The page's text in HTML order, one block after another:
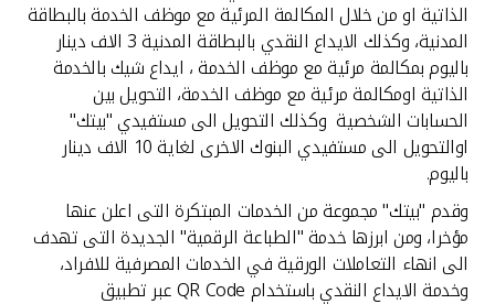
الذاتية او من خلال المكالمة المرئية مع موظف الخدمة بالبطاقة
المدنية، وكذلك الايداع النقدي بالبطاقة المدنية 3 الاف دينار
باليوم بمكالمة مرئية مع موظف الخدمة ، ايداع شيك بالخدمة
الذاتية اومكالمة مرئية مع موظف الخدمة، التحويل بين
الحسابات الشخصية وكذلك التحويل الى مستفيدي "بيتك"
اوالتحويل الى مستفيدي البنوك الاخرى لغاية 10 الاف دينار
باليوم.
وقدم "بيتك" مجموعة من الخدمات المبتكرة التى اعلن عنها
مؤخرا، ومن ابرزها خدمة "الطباعة الرقمية" الجديدة التى تهدف
الى انهاء التعاملات الورقية في الخدمات المصرفية للافراد،
وخدمة الايداع النقدي باستخدام QR Code عبر تطبيق